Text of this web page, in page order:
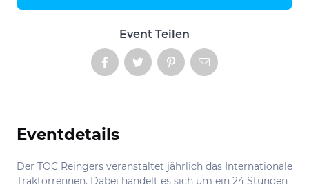
Event Teilen
Informationen
Eventdetails
Der TOC Reingers veranstaltet jährlich das Internationale
Traktorrennen. Dabei handelt es sich um ein 24 Stunden